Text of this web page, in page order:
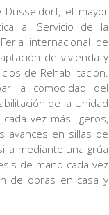
el mayor
al Servicio de la
internacional de
de vivienda y
de Rehabilitación.
la comodidad del
de la Unidad
vez más ligeros,
avances en sillas de
mediante una grúa
de mano cada vez
de obras en casa y